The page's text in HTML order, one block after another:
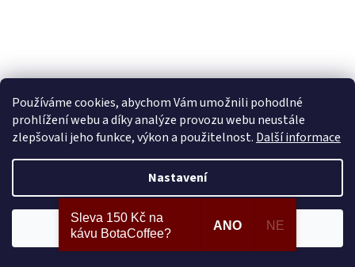
Používáme cookies, abychom Vám umožnili pohodlné
prohlížení webu a díky analýze provozu webu neustále
zlepšovali jeho funkce, výkon a použitelnost. Další informace
Nastavení
Souhlasím
Loveramics Egg Cappuccino 200 ml Brown
Momentálně nedostupné
Sleva 150 Kč na
kávu BotaCoffee?
ANO NE